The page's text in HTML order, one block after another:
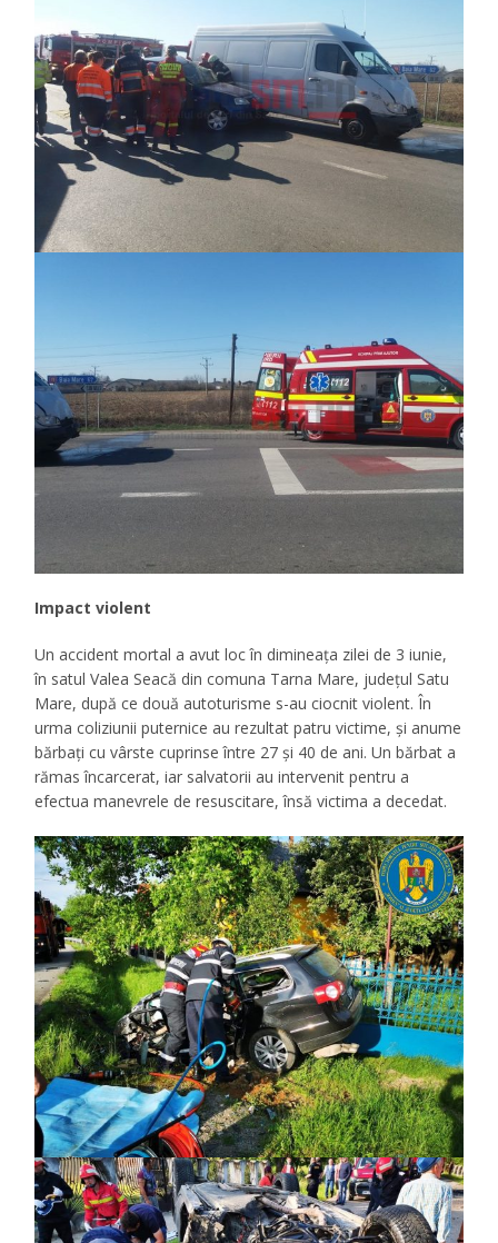
Impact violent
Un accident mortal a avut loc în dimineața zilei de 3 iunie,
în satul Valea Seacă din comuna Tarna Mare, județul Satu
Mare, după ce două autoturisme s-au ciocnit violent. În
urma coliziunii puternice au rezultat patru victime, și anume
bărbați cu vârste cuprinse între 27 și 40 de ani. Un bărbat a
rămas încarcerat, iar salvatorii au intervenit pentru a
efectua manevrele de resuscitare, însă victima a decedat.